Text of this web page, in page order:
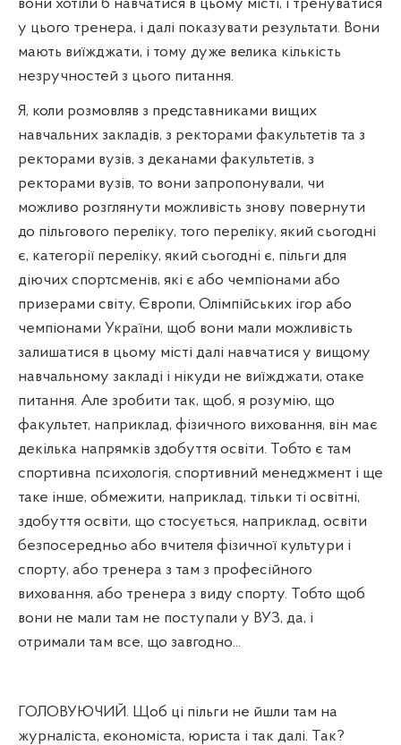
вони хотіли б навчатися в цьому місті, і тренуватися
у цього тренера, і далі показувати результати. Вони
мають виїжджати, і тому дуже велика кількість
незручностей з цього питання.
Я, коли розмовляв з представниками вищих
навчальних закладів, з ректорами факультетів та з
ректорами вузів, з деканами факультетів, з
ректорами вузів, то вони запропонували, чи
можливо розглянути можливість знову повернути
до пільгового переліку, того переліку, який сьогодні
є, категорії переліку, який сьогодні є, пільги для
діючих спортсменів, які є або чемпіонами або
призерами світу, Європи, Олімпійських ігор або
чемпіонами України, щоб вони мали можливість
залишатися в цьому місті далі навчатися у вищому
навчальному закладі і нікуди не виїжджати, отаке
питання. Але зробити так, щоб, я розумію, що
факультет, наприклад, фізичного виховання, він має
декілька напрямків здобуття освіти. Тобто є там
спортивна психологія, спортивний менеджмент і ще
таке інше, обмежити, наприклад, тільки ті освітні,
здобуття освіти, що стосується, наприклад, освіти
безпосередньо або вчителя фізичної культури і
спорту, або тренера з там з професійного
виховання, або тренера з виду спорту. Тобто щоб
вони не мали там не поступали у ВУЗ, да, і
отримали там все, що завгодно...
ГОЛОВУЮЧИЙ. Щоб ці пільги не йшли там на
журналіста, економіста, юриста і так далі. Так?